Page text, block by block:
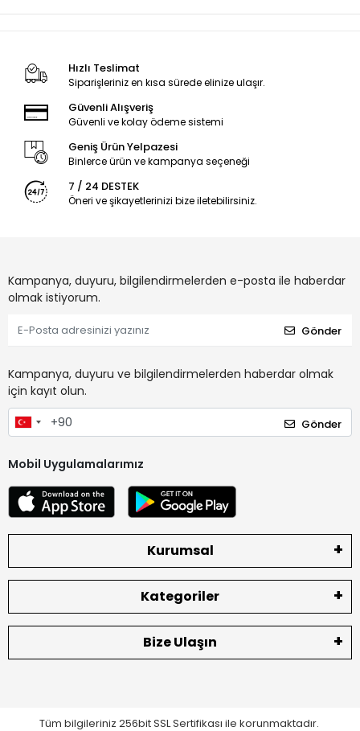
Hızlı Teslimat
Siparişleriniz en kısa sürede elinize ulaşır.
Güvenli Alışveriş
Güvenli ve kolay ödeme sistemi
Geniş Ürün Yelpazesi
Binlerce ürün ve kampanya seçeneği
7 / 24 DESTEK
Öneri ve şikayetlerinizi bize iletebilirsiniz.
Kampanya, duyuru, bilgilendirmelerden e-posta ile haberdar
olmak istiyorum.
Gönder
Kampanya, duyuru ve bilgilendirmelerden haberdar olmak
için kayıt olun.
Gönder
Mobil Uygulamalarımız
Kurumsal
Kategoriler
Bize Ulaşın
Tüm bilgileriniz 256bit SSL Sertifikası ile korunmaktadır.